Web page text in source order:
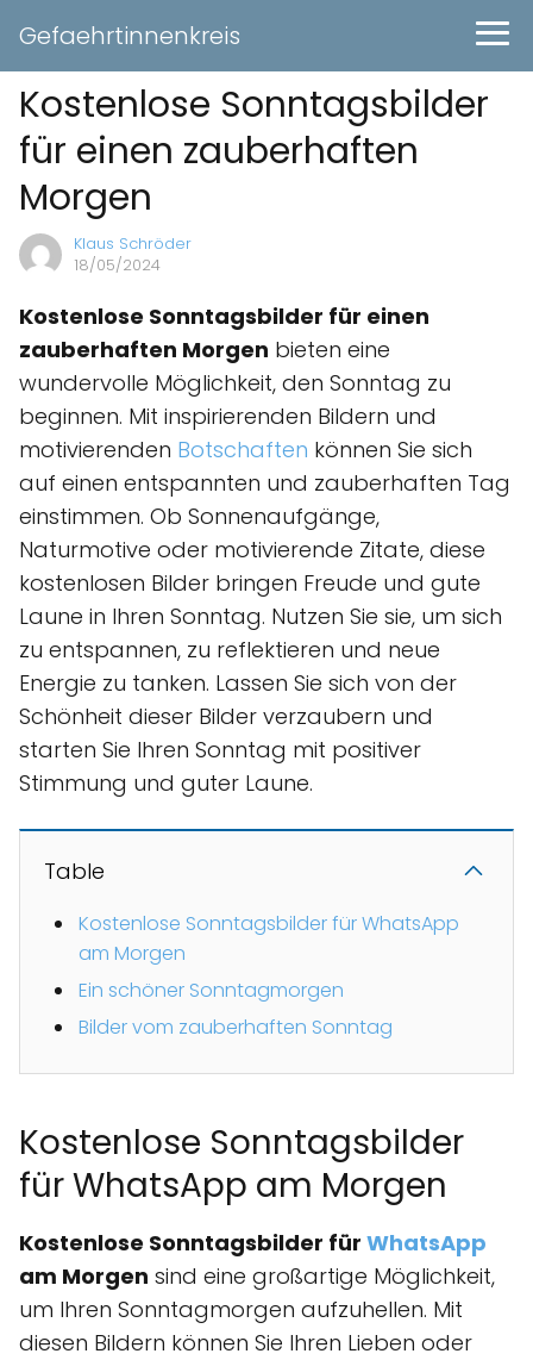
Gefaehrtinnenkreis
Kostenlose Sonntagsbilder
für einen zauberhaften
Morgen
Klaus Schröder
18/05/2024
Kostenlose Sonntagsbilder für einen
zauberhaften Morgen bieten eine
wundervolle Möglichkeit, den Sonntag zu
beginnen. Mit inspirierenden Bildern und
motivierenden Botschaften können Sie sich
auf einen entspannten und zauberhaften Tag
einstimmen. Ob Sonnenaufgänge,
Naturmotive oder motivierende Zitate, diese
kostenlosen Bilder bringen Freude und gute
Laune in Ihren Sonntag. Nutzen Sie sie, um sich
zu entspannen, zu reflektieren und neue
Energie zu tanken. Lassen Sie sich von der
Schönheit dieser Bilder verzaubern und
starten Sie Ihren Sonntag mit positiver
Stimmung und guter Laune.
Table
Kostenlose Sonntagsbilder für WhatsApp
am Morgen
Ein schöner Sonntagmorgen
Bilder vom zauberhaften Sonntag
Kostenlose Sonntagsbilder
für WhatsApp am Morgen
Kostenlose Sonntagsbilder für WhatsApp
am Morgen sind eine großartige Möglichkeit,
um Ihren Sonntagmorgen aufzuhellen. Mit
diesen Bildern können Sie Ihren Lieben oder